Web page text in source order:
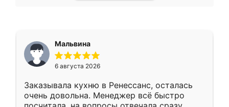
Мальвина
6 августа 2026
Заказывала кухню в Ренессанс, осталась
очень довольна. Менеджер всё быстро